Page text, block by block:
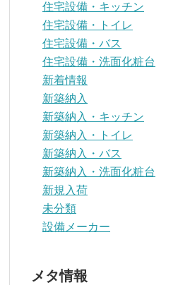
住宅設備・キッチン
住宅設備・トイレ
住宅設備・バス
住宅設備・洗面化粧台
新着情報
新築納入
新築納入・キッチン
新築納入・トイレ
新築納入・バス
新築納入・洗面化粧台
新規入荷
未分類
設備メーカー
メタ情報